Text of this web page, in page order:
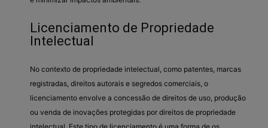
Licenciamento de Propriedade
Intelectual
No contexto de propriedade intelectual, como patentes, marcas
registradas, direitos autorais e segredos comerciais, o
licenciamento envolve a concessão de direitos de uso, produção
ou venda de inovações protegidas por direitos de propriedade